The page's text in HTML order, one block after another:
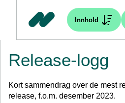
Innhold
Release-logg
Kort sammendrag over de mest
release, f.o.m. desember 2023.